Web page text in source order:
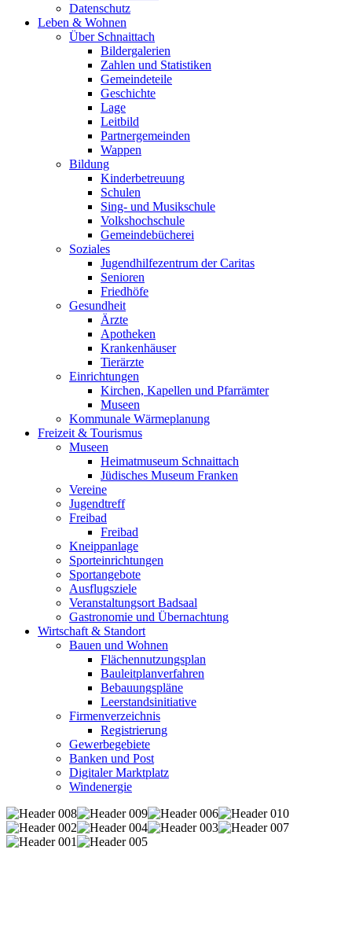
Datenschutz
Leben & Wohnen
Über Schnaittach
Bildergalerien
Zahlen und Statistiken
Gemeindeteile
Geschichte
Lage
Leitbild
Partnergemeinden
Wappen
Bildung
Kinderbetreuung
Schulen
Sing- und Musikschule
Volkshochschule
Gemeindebücherei
Soziales
Jugendhilfezentrum der Caritas
Senioren
Friedhöfe
Gesundheit
Ärzte
Apotheken
Krankenhäuser
Tierärzte
Einrichtungen
Kirchen, Kapellen und Pfarrämter
Museen
Kommunale Wärmeplanung
Freizeit & Tourismus
Museen
Heimatmuseum Schnaittach
Jüdisches Museum Franken
Vereine
Jugendtreff
Freibad
Freibad
Kneippanlage
Sporteinrichtungen
Sportangebote
Ausflugsziele
Veranstaltungsort Badsaal
Gastronomie und Übernachtung
Wirtschaft & Standort
Bauen und Wohnen
Flächennutzungsplan
Bauleitplanverfahren
Bebauungspläne
Leerstandsinitiative
Firmenverzeichnis
Registrierung
Gewerbegebiete
Banken und Post
Digitaler Marktplatz
Windenergie